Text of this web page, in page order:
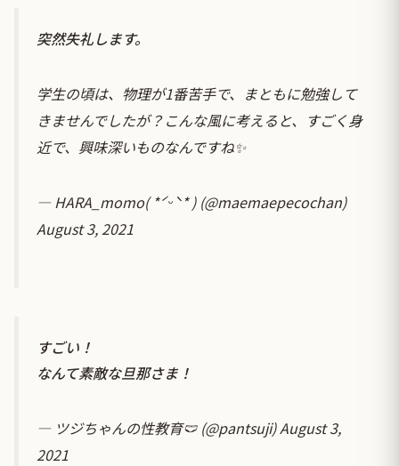
突然失礼します。
学生の頃は、物理が1番苦手で、まともに勉強して
きませんでしたが？こんな風に考えると、すごく身
近で、興味深いものなんですね✨
— HARA_momo( *ˊᵕˋ* ) (@maemaepecochan)
August 3, 2021
すごい！
なんて素敵な旦那さま！
— ツジちゃんの性教育🩲 (@pantsuji)August 3,
2021